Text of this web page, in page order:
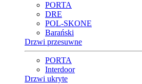
PORTA
DRE
POL-SKONE
Barański
Drzwi przesuwne
PORTA
Interdoor
Drzwi ukryte